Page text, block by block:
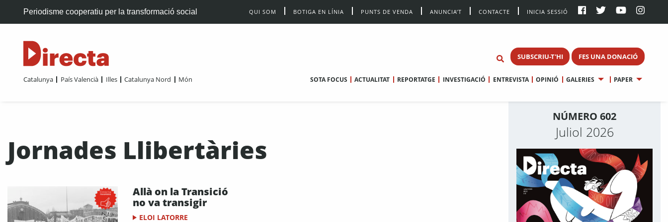
Periodisme cooperatiu per la transformació social QUI SOM BOTIGA EN LÍNIA PUNTS DE VENDA ANUNCIA’T CONTACTE INICIA SESSIÓ
SUBSCRIU-T'HI FES UNA DONACIÓ
Catalunya País Valencià Illes Catalunya Nord Món SOTA FOCUS ACTUALITAT REPORTATGE INVESTIGACIÓ ENTREVISTA OPINIÓ GALERIES PAPER
Jornades Llibertàries
Allà on la Transició
no va transigir
ELOI LATORRE
NÚMERO 602
Juliol 2026